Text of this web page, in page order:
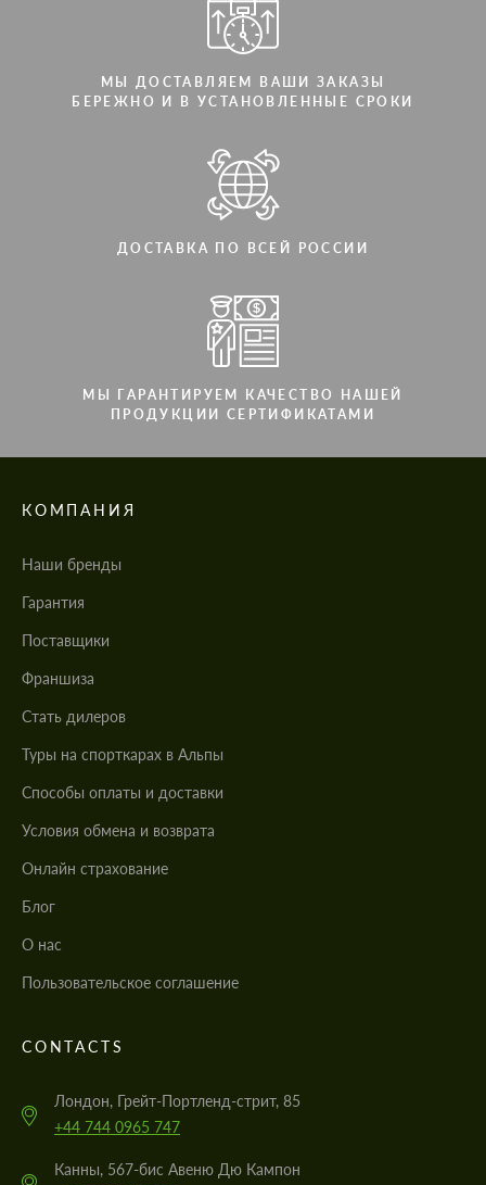
МЫ ДОСТАВЛЯЕМ ВАШИ ЗАКАЗЫ
БЕРЕЖНО И В УСТАНОВЛЕННЫЕ СРОКИ
ДОСТАВКА ПО ВСЕЙ РОССИИ
МЫ ГАРАНТИРУЕМ КАЧЕСТВО НАШЕЙ
ПРОДУКЦИИ СЕРТИФИКАТАМИ
КОМПАНИЯ
Наши бренды
Гарантия
Поставщики
Франшиза
Стать дилеров
Туры на спорткарах в Альпы
Cпособы оплаты и доставки
Условия обмена и возврата
Онлайн страхование
Блог
О нас
Пользовательское соглашение
CONTACTS
Лондон, Грейт-Портленд-стрит, 85
+44 744 0965 747
Канны, 567-бис Авеню Дю Кампон